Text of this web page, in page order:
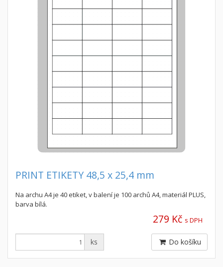
PRINT ETIKETY 48,5 x 25,4 mm
Na archu A4 je 40 etiket, v balení je 100 archů A4, materiál PLUS,
barva bílá.
279 Kč s DPH
ks Do košíku